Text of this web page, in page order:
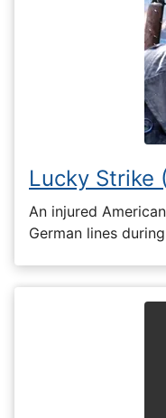
Lucky Strike
An injured
German lines